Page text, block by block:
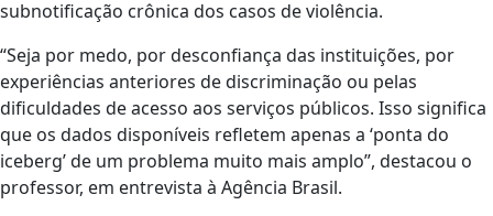
subnotificação crônica dos casos de violência.
“Seja por medo, por desconfiança das instituições, por
experiências anteriores de discriminação ou pelas
dificuldades de acesso aos serviços públicos. Isso significa
que os dados disponíveis refletem apenas a ‘ponta do
iceberg’ de um problema muito mais amplo”, destacou o
professor, em entrevista à Agência Brasil.